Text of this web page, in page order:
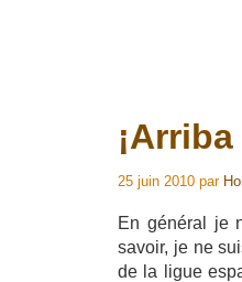
25 juin 2010 par
En général je
savoir, je ne
de la ligue